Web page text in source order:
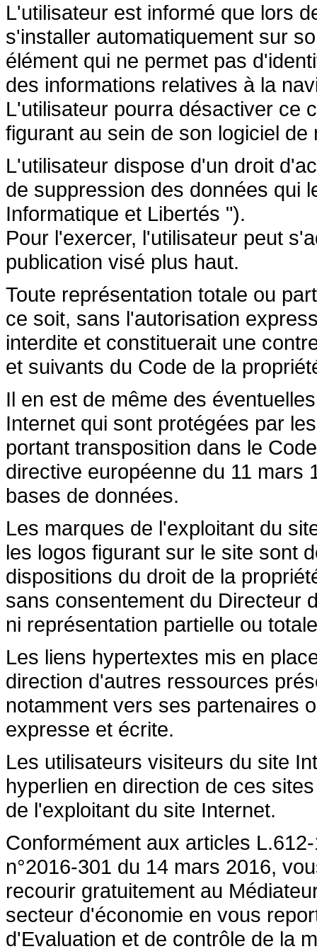
L'utilisateur est informé que lors
s'installer automatiquement sur
élément qui ne permet pas
des informations relatives à la
L'utilisateur pourra désactiver ce
figurant au sein de son logiciel de
L'utilisateur dispose d'un droit
de suppression des données qui
Informatique et Libertés ").
Pour l'exercer, l'utilisateur peut
publication visé plus haut.
Toute représentation totale ou
ce soit, sans l'autorisation
interdite et constituerait une
et suivants du Code de la
Il en est de même des
Internet qui sont protégées par
portant transposition dans le
directive européenne du 11 mars
bases de données.
Les marques de l'exploitant du
les logos figurant sur le site sont
dispositions du droit de la
sans consentement du Directeur
ni représentation partielle ou
Les liens hypertextes mis en
direction d'autres ressources
notamment vers ses partenaires
expresse et écrite.
Les utilisateurs visiteurs du site
hyperlien en direction de ces
de l'exploitant du site Internet.
Conformément aux articles
n°2016-301 du 14 mars 2016,
recourir gratuitement au
secteur d'économie en vous
d'Evaluation et de contrôle de la